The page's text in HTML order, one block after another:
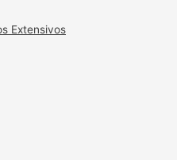
Extensivos